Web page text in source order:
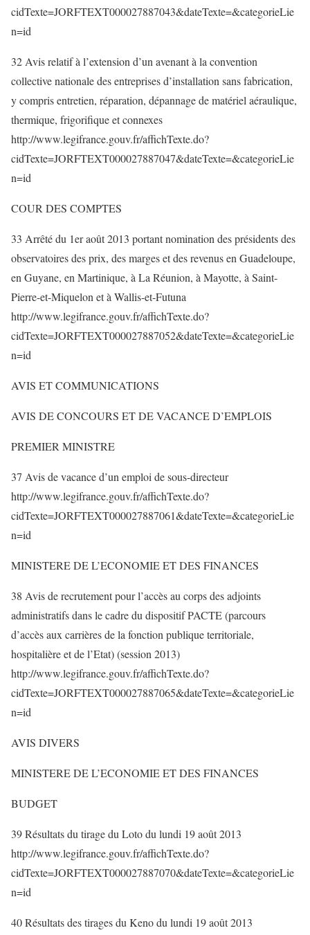
cidTexte=JORFTEXT000027887043&dateTexte=&categorieLie
n=id
32 Avis relatif à l’extension d’un avenant à la convention
collective nationale des entreprises d’installation sans fabrication,
y compris entretien, réparation, dépannage de matériel aéraulique,
thermique, frigorifique et connexes
http://www.legifrance.gouv.fr/affichTexte.do?
cidTexte=JORFTEXT000027887047&dateTexte=&categorieLie
n=id
COUR DES COMPTES
33 Arrêté du 1er août 2013 portant nomination des présidents des
observatoires des prix, des marges et des revenus en Guadeloupe,
en Guyane, en Martinique, à La Réunion, à Mayotte, à Saint-
Pierre-et-Miquelon et à Wallis-et-Futuna
http://www.legifrance.gouv.fr/affichTexte.do?
cidTexte=JORFTEXT000027887052&dateTexte=&categorieLie
n=id
AVIS ET COMMUNICATIONS
AVIS DE CONCOURS ET DE VACANCE D’EMPLOIS
PREMIER MINISTRE
37 Avis de vacance d’un emploi de sous-directeur
http://www.legifrance.gouv.fr/affichTexte.do?
cidTexte=JORFTEXT000027887061&dateTexte=&categorieLie
n=id
MINISTERE DE L’ECONOMIE ET DES FINANCES
38 Avis de recrutement pour l’accès au corps des adjoints
administratifs dans le cadre du dispositif PACTE (parcours
d’accès aux carrières de la fonction publique territoriale,
hospitalière et de l’Etat) (session 2013)
http://www.legifrance.gouv.fr/affichTexte.do?
cidTexte=JORFTEXT000027887065&dateTexte=&categorieLie
n=id
AVIS DIVERS
MINISTERE DE L’ECONOMIE ET DES FINANCES
BUDGET
39 Résultats du tirage du Loto du lundi 19 août 2013
http://www.legifrance.gouv.fr/affichTexte.do?
cidTexte=JORFTEXT000027887070&dateTexte=&categorieLie
n=id
40 Résultats des tirages du Keno du lundi 19 août 2013